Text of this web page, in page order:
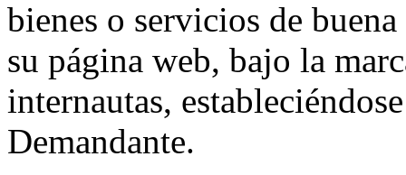
bienes o servicios de
su página web, bajo la
internautas,
Demandante.